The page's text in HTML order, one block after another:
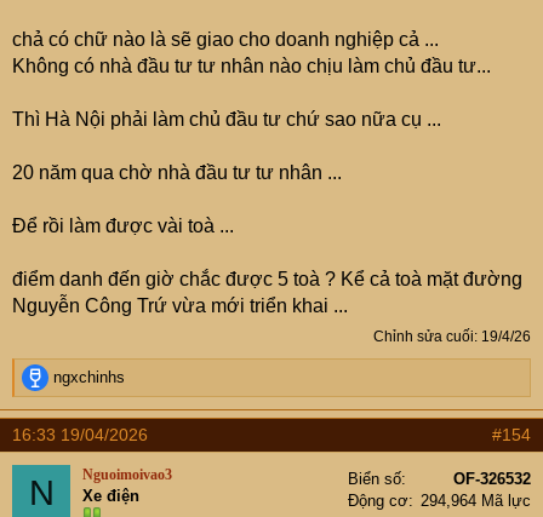
chả có chữ nào là sẽ giao cho doanh nghiệp cả ...
Không có nhà đầu tư tư nhân nào chịu làm chủ đầu tư...
Thì Hà Nội phải làm chủ đầu tư chứ sao nữa cụ ...
20 năm qua chờ nhà đầu tư tư nhân ...
Để rồi làm được vài toà ...
điểm danh đến giờ chắc được 5 toà ? Kể cả toà mặt đường
Nguyễn Công Trứ vừa mới triển khai ...
Chỉnh sửa cuối: 19/4/26
R
e
a
c
t
ngxchinhs
16:33 19/04/2026 #154
N Nguoimoivao3
Xe điện
Biển số
OF-326532
Động cơ
294,964 Mã lực